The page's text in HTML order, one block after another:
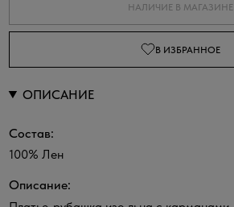
НАЛИЧИЕ В МАГАЗИНЕ
В ИЗБРАННОЕ
ОПИСАНИЕ
Состав:
100% Лен
Описание: